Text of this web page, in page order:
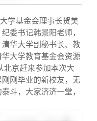
学基金会理事长贺美
委书记韩景阳老师，
华大学副秘书长、教
大学教育基金会资源
北京赶来参加本次大
刚毕业的新校友，无
斗，大家济济一堂，